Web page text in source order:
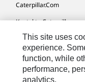
Caterpillar.com
Kontakta Caterpillar
Mina
Platskarta
Cookie Settings
This site uses
experience.
function, while
performance,
analytics.